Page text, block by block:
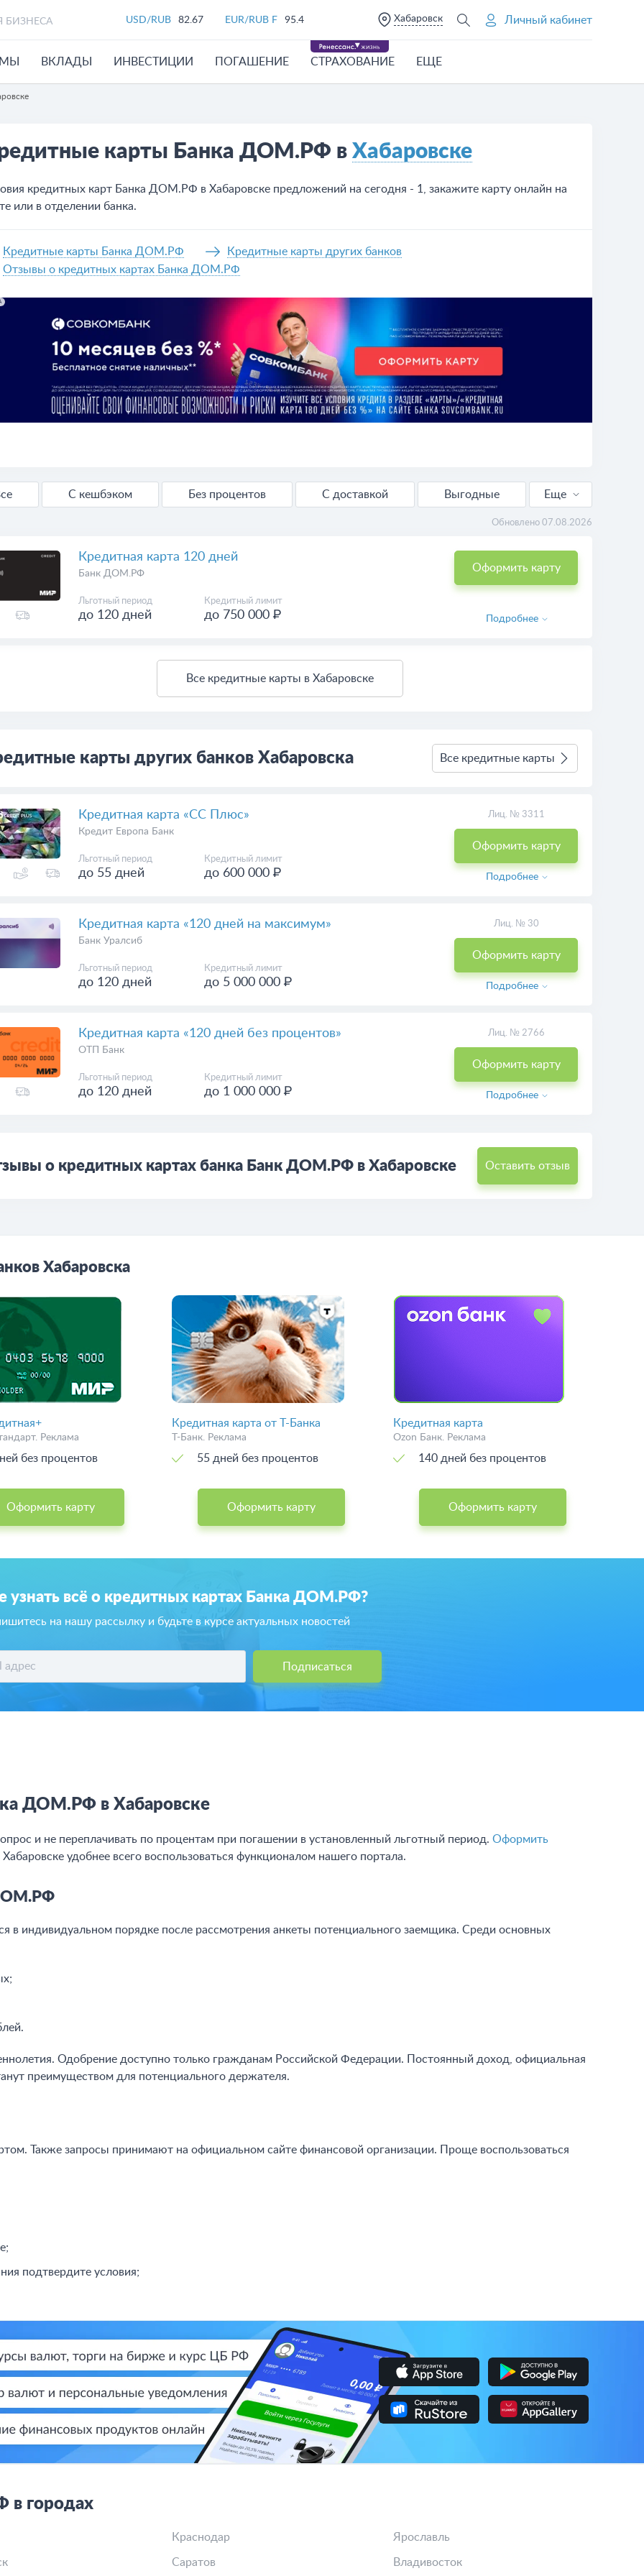
БИЗНЕСА USD/RUB 82.67 EUR/RUB F 95.4 Хабаровск Личный кабинет
ВКЛАДЫ ИНВЕСТИЦИИ ПОГАШЕНИЕ СТРАХОВАНИЕ ЕЩЕ
карты Банка ДОМ.РФ в Хабаровске
кредитных карт Банка ДОМ.РФ в Хабаровске предложений на сегодня - 1, закажите карту онлайн на
или в отделении банка.
Кредитные карты Банка ДОМ.РФ
Кредитные карты других банков
Отзывы о кредитных картах Банка ДОМ.РФ
С кешбэком Без процентов С доставкой
Выгодные
Еще
Обновлено 07.08.2026
Кредитная карта 120 дней
Банк ДОМ.РФ
Льготный период
до 120 дней
Кредитный лимит
до 750 000 ₽
Оформить карту
Подробнее
Все кредитные карты в Хабаровске
карты других банков Хабаровска Все кредитные карты
Кредитная карта «СС Плюс»
Кредит Европа Банк
Льготный период
до 55 дней
Кредитный лимит
до 600 000 ₽
Лиц. № 3311
Оформить карту
Подробнее
Кредитная карта «120 дней на максимум»
Банк Уралсиб
Льготный период
до 120 дней
Кредитный лимит
до 5 000 000 ₽
Лиц. № 30
Оформить карту
Подробнее
Кредитная карта «120 дней без процентов»
ОТП Банк
Льготный период
до 120 дней
Кредитный лимит
до 1 000 000 ₽
Лиц. № 2766
Оформить карту
Подробнее
о кредитных картах банка Банк ДОМ.РФ в Хабаровске Оставить отзыв
Хабаровска
Реклама
без процентов
Оформить карту
Кредитная карта от Т-Банка
Т-Банк. Реклама
55 дней без процентов
Оформить карту
Кредитная карта
Ozon Банк. Реклама
140 дней без процентов
Оформить карту
узнать всё о кредитных картах Банка ДОМ.РФ?
на нашу рассылку и будьте в курсе актуальных новостей
Подписаться
ДОМ.РФ в Хабаровске
и не переплачивать по процентам при погашении в установленный льготный период. Оформить
удобнее всего воспользоваться функционалом нашего портала.
ДОМ.РФ
индивидуальном порядке после рассмотрения анкеты потенциального заемщика. Среди основных
Одобрение доступно только гражданам Российской Федерации. Постоянный доход, официальная
преимуществом для потенциального держателя.
Также запросы принимают на официальном сайте финансовой организации. Проще воспользоваться
подтвердите условия;
в городах
Краснодар
Саратов
Ярославль
Владивосток